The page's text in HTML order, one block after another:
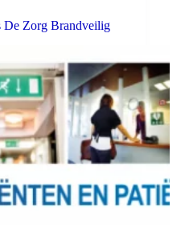
De Zorg Brandveilig